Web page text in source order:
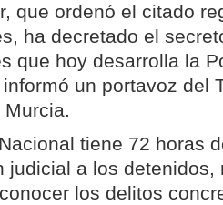
que ordenó el citado
ha decretado el
que hoy desarrolla la
un portavoz del
tiene 72 horas
judicial a los detenidos,
los delitos